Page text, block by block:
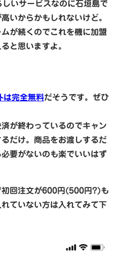
いサービスなのに石垣島で
いからかもしれないけど。
が続くのでこれを機に加盟
と思いますよ。
は完全無料だそうです。ぜひ
が終わっているのでキャン
だけ。商品をお渡しするだ
要がないのも楽でいいはず
初回注文が600円(500円?)も
れていない方は入れてみて下